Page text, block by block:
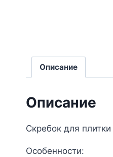
Описание
Описание
Скребок для плитки
Особенности: